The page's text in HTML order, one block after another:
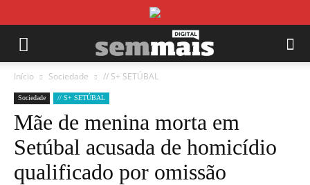
Início Sociedade // S+ SETÚBAL
Sociedade // S+ SETÚBAL
Mãe de menina morta em
Setúbal acusada de homicídio
qualificado por omissão